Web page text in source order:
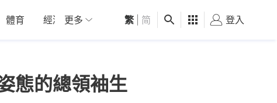
體育 經濟 01深圳 觀點 健康 好食玩飛
更多 繁 简 登入
態的總領袖生